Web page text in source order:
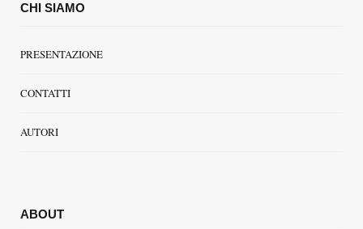
CHI SIAMO
PRESENTAZIONE
CONTATTI
AUTORI
ABOUT